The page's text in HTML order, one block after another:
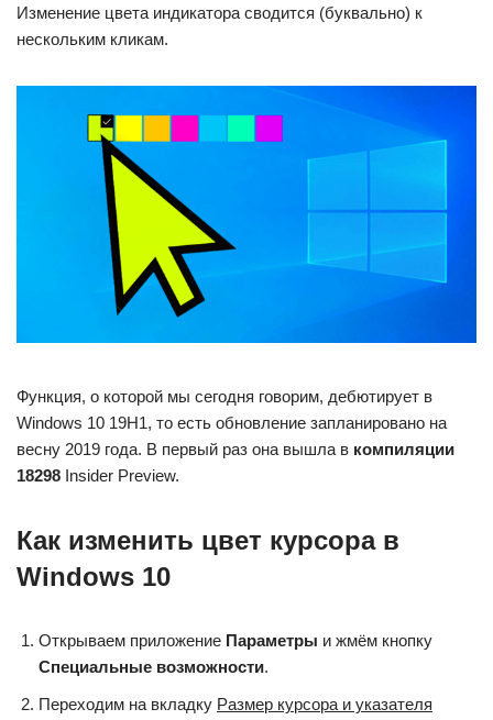
Изменение цвета индикатора сводится (буквально) к
нескольким кликам.
Функция, о которой мы сегодня говорим, дебютирует в
Windows 10 19H1, то есть обновление запланировано на
весну 2019 года. В первый раз она вышла в компиляции
18298 Insider Preview.
Как изменить цвет курсора в
Windows 10
Открываем приложение Параметры и жмём кнопку
Специальные возможности.
Переходим на вкладку Размер курсора и указателя